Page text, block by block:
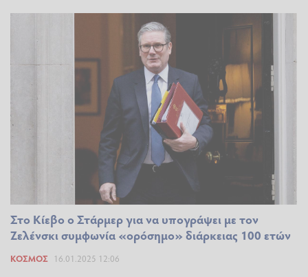
Στο Κίεβο ο Στάρμερ για να υπογράψει με τον
Ζελένσκι συμφωνία «ορόσημο» διάρκειας 100 ετών
ΚΌΣΜΟΣ 16.01.2025 12:06